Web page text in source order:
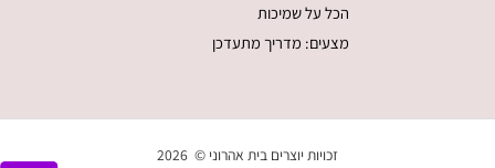
הכל על שמיכות
מצעים: מדריך מתעדכן
זכויות יוצרים בית אהרוני © 2026